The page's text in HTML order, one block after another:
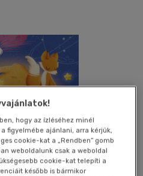
hogy az ízléséhez minél
figyelmébe ajánlani, arra kérjük,
cookie-kat a „Rendben” gomb
weboldalunk csak a weboldal
cookie-kat telepíti a
később is bármikor